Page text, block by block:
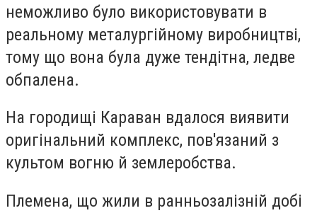
неможливо було використовувати в
реальному металургійному виробництві,
тому що вона була дуже тендітна, ледве
обпалена.
На городищі Караван вдалося виявити
оригінальний комплекс, пов'язаний з
культом вогню й землеробства.
Племена, що жили в ранньозалізній добі